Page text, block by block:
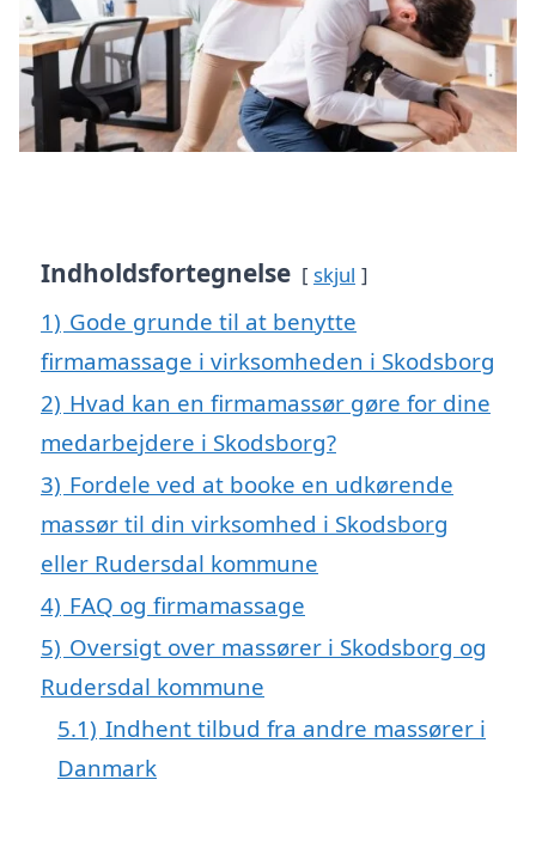
Indholdsfortegnelse skjul
1) Gode grunde til at benytte
firmamassage i virksomheden i Skodsborg
2) Hvad kan en firmamassør gøre for dine
medarbejdere i Skodsborg?
3) Fordele ved at booke en udkørende
massør til din virksomhed i Skodsborg
eller Rudersdal kommune
4) FAQ og firmamassage
5) Oversigt over massører i Skodsborg og
Rudersdal kommune
5.1) Indhent tilbud fra andre massører i
Danmark